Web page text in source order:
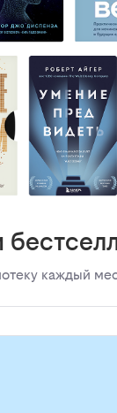
каждый